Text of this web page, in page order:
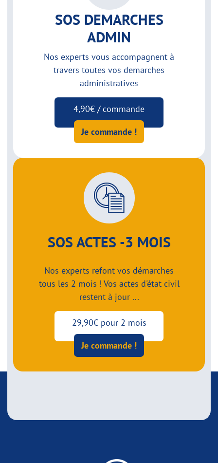
SOS DEMARCHES
ADMIN
Nos experts vous accompagnent à
travers toutes vos demarches
administratives
4,90€ / commande
Je commande !
SOS ACTES -3 MOIS
Nos experts refont vos démarches
tous les 2 mois ! Vos actes d'état civil
restent à jour ...
29,90€ pour 2 mois
Je commande !